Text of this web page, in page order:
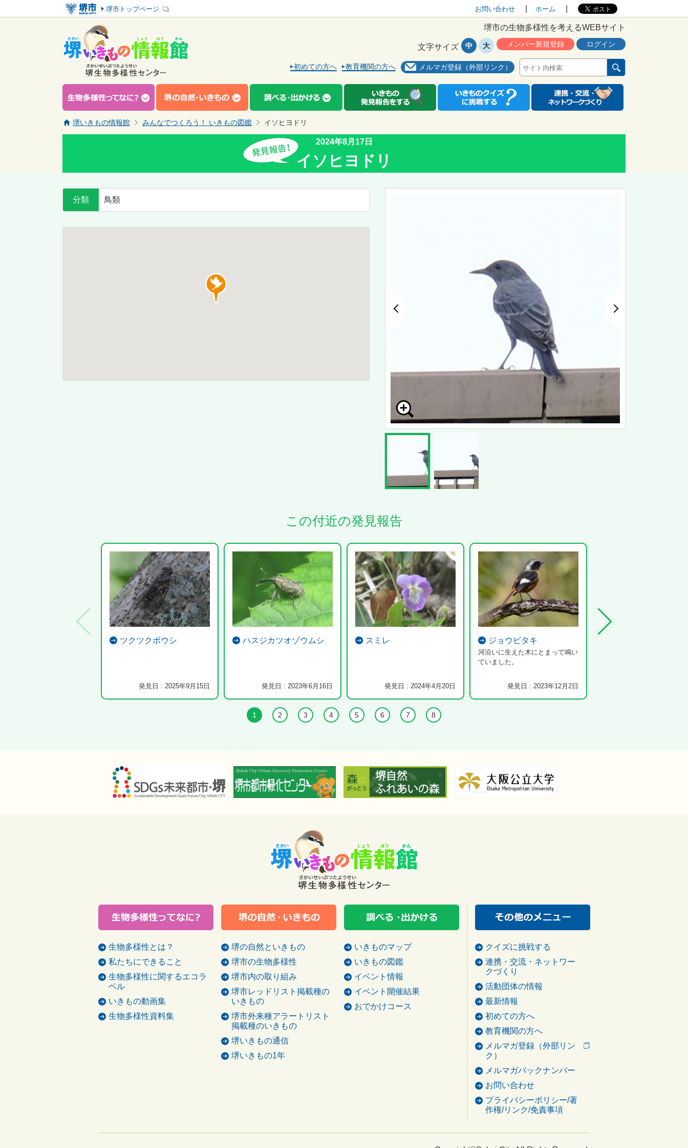
堺市トップページ お問い合わせ ホーム
堺市の生物多様性を考えるWEBサイト
初めての方へ 教育機関の方へ メルマガ登録（外部リンク）
メンバー新規登録 ログイン
文字サイズ 中 大
堺いきもの情報館 みんなでつくろう！ いきもの図鑑 イソヒヨドリ
2024年8月17日
イソヒヨドリ
分類 鳥類
この付近の発見報告
ツクツクボウシ
発見日 : 2025年9月15日
ハスジカツオゾウムシ
発見日 : 2023年6月16日
スミレ
発見日 : 2024年4月20日
ジョウビタキ
河沿いに生えた木にとまって鳴い
ていました。
発見日 : 2023年12月2日
1 2 3 4 5 6 7 8
生物多様性とは？
私たちにできること
生物多様性に関するエコラ
ベル
いきもの動画集
生物多様性資料集
堺の自然といきもの
堺市の生物多様性
堺市内の取り組み
堺市レッドリスト掲載種の
いきもの
堺市外来種アラートリスト
掲載種のいきもの
堺いきもの通信
堺いきもの1年
いきものマップ
いきもの図鑑
イベント情報
イベント開催結果
おでかけコース
クイズに挑戦する
連携・交流・ネットワー
クづくり
活動団体の情報
最新情報
初めての方へ
教育機関の方へ
メルマガ登録（外部リン
ク）
メルマガバックナンバー
お問い合わせ
プライバシーポリシー/著
作権/リンク/免責事項